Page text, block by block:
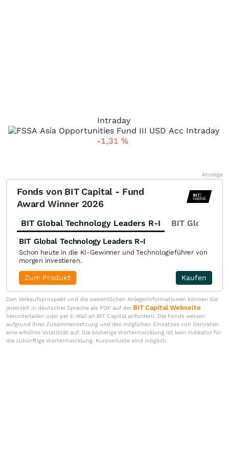
Intraday
-1,31 %
Anzeige
Fonds von BIT Capital - Fund
Award Winner 2026
BIT Global Technology Leaders R-I BIT Global
BIT Global Technology Leaders R-I
Schon heute in die KI-Gewinner und Technologieführer von
morgen investieren.
Kaufen
Zum Produkt
Den Verkaufsprospekt und die wesentlichen Anlegerinformationen können Sie
jederzeit in deutscher Sprache als PDF auf der BIT Capital Webseite
herunterladen oder per E-Mail an BIT Capital anfordern. Die Fonds weisen
aufgrund ihrer Zusammensetzung und des möglichen Einsatzes von Derivaten
eine erhöhte Volatilität auf. Die bisherige Wertentwicklung ist kein Indikator für
die zukünftige Wertentwicklung. Kursverluste sind möglich.